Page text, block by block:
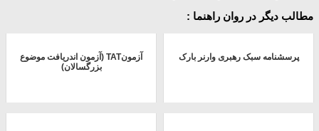
مطالب دیگر در روان راهنما :
پرسشنامه سبک رهبری وارنر بارک
آزمونTAT (آزمون اندریافت موضوع
بزرگسالان)